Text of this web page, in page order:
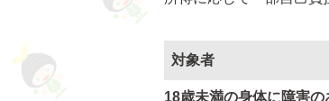
対象者
18歳未満の身体に障害の